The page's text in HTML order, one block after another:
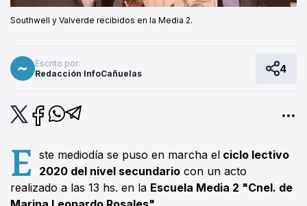
Southwell y Valverde recibidos en la Media 2.
Escrito por:
Redacción InfoCañuelas
4
E ste mediodía se puso en marcha el ciclo lectivo
2020 del nivel secundario con un acto
realizado a las 13 hs. en la Escuela Media 2 "Cnel. de